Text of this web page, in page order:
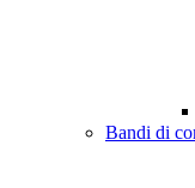
Bandi di